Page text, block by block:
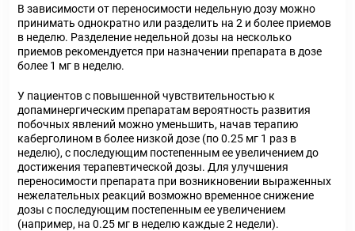
В зависимости от переносимости недельную дозу можно
принимать однократно или разделить на 2 и более приемов
в неделю. Разделение недельной дозы на несколько
приемов рекомендуется при назначении препарата в дозе
более 1 мг в неделю.
У пациентов с повышенной чувствительностью к
допаминергическим препаратам вероятность развития
побочных явлений можно уменьшить, начав терапию
каберголином в более низкой дозе (по 0.25 мг 1 раз в
неделю), с последующим постепенным ее увеличением до
достижения терапевтической дозы. Для улучшения
переносимости препарата при возникновении выраженных
нежелательных реакций возможно временное снижение
дозы с последующим постепенным ее увеличением
(например, на 0.25 мг в неделю каждые 2 недели).